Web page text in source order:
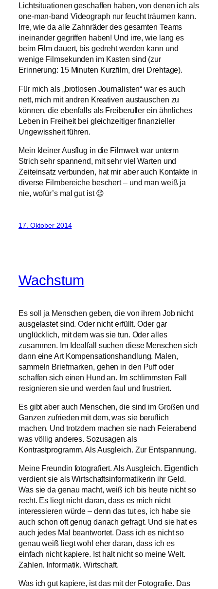
Lichtsituationen geschaffen haben, von denen ich als
one-man-band Videograph nur feucht träumen kann.
Irre, wie da alle Zahnräder des gesamten Teams
ineinander gegriffen haben! Und irre, wie lang es
beim Film dauert, bis gedreht werden kann und
wenige Filmsekunden im Kasten sind (zur
Erinnerung: 15 Minuten Kurzfilm, drei Drehtage).
Für mich als „brotlosen Journalisten“ war es auch
nett, mich mit andren Kreativen austauschen zu
können, die ebenfalls als Freiberufler ein ähnliches
Leben in Freiheit bei gleichzeitiger finanzieller
Ungewissheit führen.
Mein kleiner Ausflug in die Filmwelt war unterm
Strich sehr spannend, mit sehr viel Warten und
Zeiteinsatz verbunden, hat mir aber auch Kontakte in
diverse Filmbereiche beschert – und man weiß ja
nie, wofür’s mal gut ist 😉
17. Oktober 2014
Wachstum
Es soll ja Menschen geben, die von ihrem Job nicht
ausgelastet sind. Oder nicht erfüllt. Oder gar
unglücklich, mit dem was sie tun. Oder alles
zusammen. Im Idealfall suchen diese Menschen sich
dann eine Art Kompensationshandlung. Malen,
sammeln Briefmarken, gehen in den Puff oder
schaffen sich einen Hund an. Im schlimmsten Fall
resignieren sie und werden faul und frustriert.
Es gibt aber auch Menschen, die sind im Großen und
Ganzen zufrieden mit dem, was sie beruflich
machen. Und trotzdem machen sie nach Feierabend
was völlig anderes. Sozusagen als
Kontrastprogramm. Als Ausgleich. Zur Entspannung.
Meine Freundin fotografiert. Als Ausgleich. Eigentlich
verdient sie als Wirtschaftsinformatikerin ihr Geld.
Was sie da genau macht, weiß ich bis heute nicht so
recht. Es liegt nicht daran, dass es mich nicht
interessieren würde – denn das tut es, ich habe sie
auch schon oft genug danach gefragt. Und sie hat es
auch jedes Mal beantwortet. Dass ich es nicht so
genau weiß liegt wohl eher daran, dass ich es
einfach nicht kapiere. Ist halt nicht so meine Welt.
Zahlen. Informatik. Wirtschaft.
Was ich gut kapiere, ist das mit der Fotografie. Das